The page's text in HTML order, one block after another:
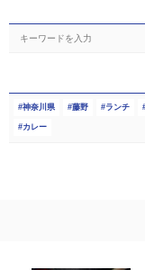
神奈川県 藤野 ランチ
カレー